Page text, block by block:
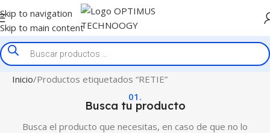
Skip to navigation
Skip to main content
Inicio Productos etiquetados “RETIE”
01.
Busca tu producto
Busca el producto que necesitas, en caso de que no lo